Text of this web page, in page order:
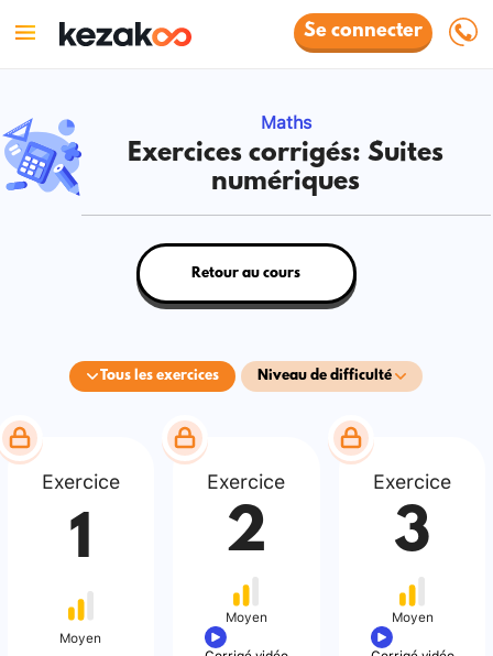
Se connecter
Maths
Exercices corrigés: Suites
numériques
Tous les exercices Niveau de difficulté
Retour au cours
Exercice
1
Moyen
Exercice
2
Moyen
Exercice
3
Moyen